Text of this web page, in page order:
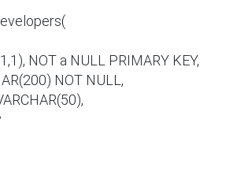
NOT a NULL PRIMARY KEY,
NOT NULL,